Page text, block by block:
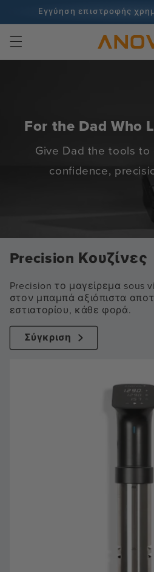
περιεχόμενο
Εγγύηση επιστροφής
100+ εκατομμύρια μάγειρες
For the Dad Who
Give Dad the tools
confidence,
Precision Κουζίνες
Precision το μαγείρεμα sous
στον μπαμπά αξιόπιστα
εστιατορίου, κάθε φορά.
Σύγκριση